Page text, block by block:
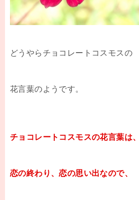
どうやらチョコレートコスモスの
花言葉のようです。
チョコレートコスモスの花言葉は、
恋の終わり、恋の思い出なので、